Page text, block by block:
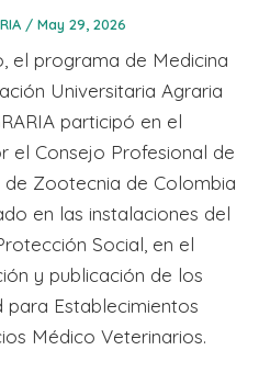
/ May 29, 2026
el programa de Medicina
Universitaria Agraria
participó en el
el Consejo Profesional de
de Zootecnia de Colombia
en las instalaciones del
Social, en el
y publicación de los
para Establecimientos
Médico Veterinarios.